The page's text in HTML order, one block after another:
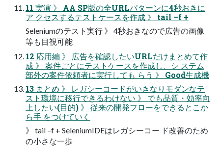
11 実演 》 AA SP版の全URLパターンに4秒おきに
ア クセスするテストケースを作成 》 tail –f +
Seleniumのテスト実行 》 4秒おきなので広告の画像
等も目視可能
12 応用編 》 広告を確認したいURLだけまとめて作
成 》 案件ごとにテストケースを作成し、シ ステム
部外の案件依頼者に実行しても らう 》 Good生成機
13 まとめ 》 レガシーコードがいきなりモダンなテ
スト環境に移行できるわけない 》 でも品質・効率向
上したい(目的) 》 従来の開発フローをできるとこか
ら手 をつけていく
》 tail –f + SeleniumIDEはレガシーコー ド改善のため
の小さな一歩